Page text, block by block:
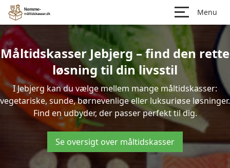
Menu
Måltidskasser Jebjerg – find den rette
løsning til din livsstil
I Jebjerg kan du vælge mellem mange måltidskasser:
vegetariske, sunde, børnevenlige eller luksuriøse løsninger.
Find en udbyder, der passer perfekt til dig.
Se oversigt over måltidskasser